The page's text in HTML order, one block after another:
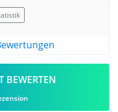
BEWERTEN